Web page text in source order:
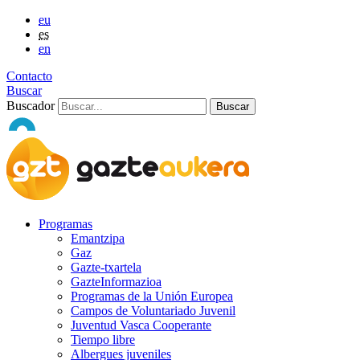
eu
es
en
Contacto
Buscar
Buscador
Programas
Emantzipa
Gaz
Gazte-txartela
GazteInformazioa
Programas de la Unión Europea
Campos de Voluntariado Juvenil
Juventud Vasca Cooperante
Tiempo libre
Albergues juveniles